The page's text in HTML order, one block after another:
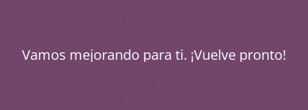
Vamos mejorando para ti. ¡Vuelve pronto!